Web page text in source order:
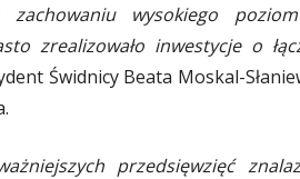
zachowaniu wysokiego
zrealizowało inwestycje o
Świdnicy Beata Moskal-
przedsięwzięć